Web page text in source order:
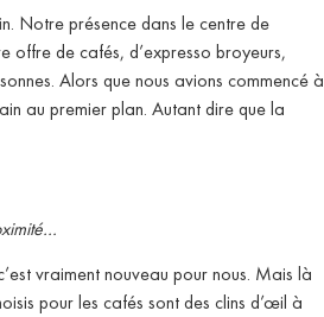
Notre présence dans le centre de
offre de cafés, d’expresso broyeurs,
Alors que nous avions commencé à
au premier plan. Autant dire que la
vraiment nouveau pour nous. Mais là
pour les cafés sont des clins d’œil à